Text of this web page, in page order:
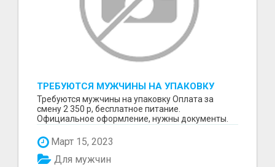
ТРЕБУЮТСЯ МУЖЧИНЫ НА УПАКОВКУ
Требуются мужчины на упаковку Оплата за
смену 2 350 р, бесплатное питание.
Официальное оформление, нужны документы.
Март 15, 2023
Для мужчин